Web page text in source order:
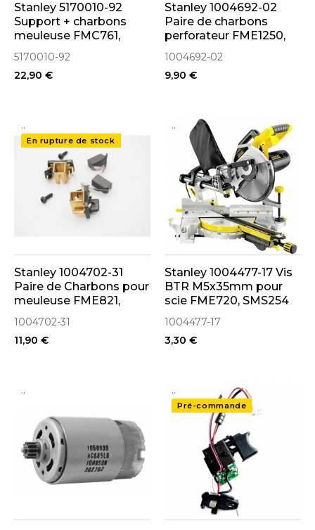
Stanley 5170010-92
Support + charbons
meuleuse FMC761,
BCG720
5170010-92
22,90 €
Stanley 1004692-02
Paire de charbons
perforateur FME1250,
KD1010, KD1250,
KFFMED1250
1004692-02
9,90 €
..
En rupture de stock
Stanley 1004702-31
Paire de Charbons pour
meuleuse FME821,
FME822
1004702-31
11,90 €
..
Stanley 1004477-17 Vis
BTR M5x35mm pour
scie FME720, SMS254
1004477-17
3,30 €
.. ..
Pré-commande